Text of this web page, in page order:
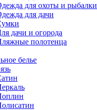
для охоты и рыбалки
для дачи
дачи и огорода
полотенца
белье